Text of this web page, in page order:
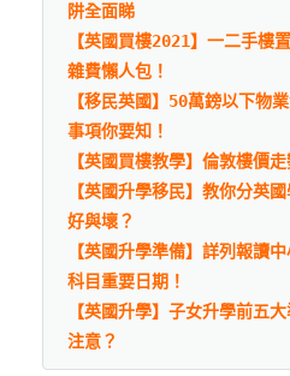
阱全面睇
【英國買樓2021】一二手樓
雜費懶人包！
【移民英國】50萬鎊以下物
事項你要知！
【英國買樓教學】倫敦樓價
【英國升學移民】教你分英
好與壞？
【英國升學準備】詳列報讀
科目重要日期！
【英國升學】子女升學前五
注意？